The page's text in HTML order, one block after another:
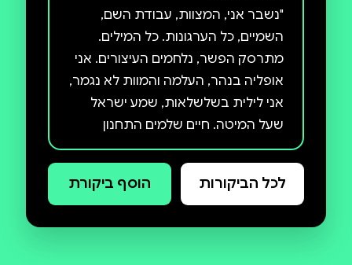
"נשבר אני, המצוות, עבודת השם,
השמיים, כל הערגונות. כל המילים.
מתרסק הפשר, נלחמים העיצורים. אני
אופליה בנהר, העלמה והמוות לא נגמר,
אני לילית בשלשלאות, שמע ישראל
שעל המיטה. חיים שלמים התחנון
והעבדות, ולא צחק מתוק בחלוני
האלוהים. ולא. הביא. מבול." ביצירה
חידתית, אמיצה וסוחפת מתערבבים
לכל הביקורות הוסף ביקורת